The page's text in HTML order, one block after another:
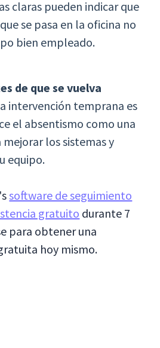
claras pueden indicar que
se pasa en la oficina no
bien empleado.
de que se vuelva
intervención temprana es
el absentismo como una
los sistemas y
equipo.
software de seguimiento
gratuito durante 7
para obtener una
hoy mismo.